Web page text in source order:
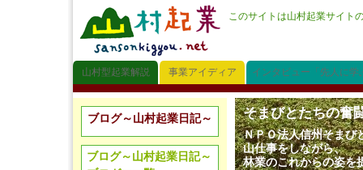
このサイトは山村起業サイト
山村型起業解説 事業アイディア インタビュー「先人に学
そまびとたちの奮
ＮＰＯ法人信州そまび
山仕事をしながら、
林業のこれからの姿を
ブログ～山村起業日記～
ブログ～山村起業日記～